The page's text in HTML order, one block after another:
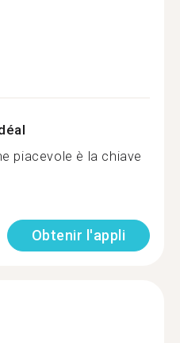
piacevole è la chiave
Obtenir l'appli